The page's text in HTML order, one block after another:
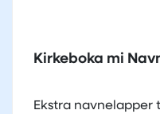
Kirkeboka mi
Ekstra navnelapper